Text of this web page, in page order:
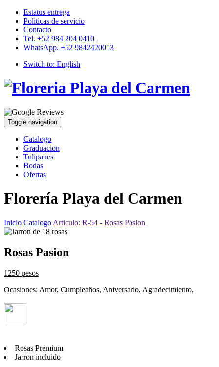
Estatus entrega
Politicas de servicio
Contacto
Tel. +52 984 204 0410
WhatsApp. +52 9842420053
Switch to: English
Toggle navigation
Catalogo
Graduacion
Tulipanes
Bodas
Ofertas
Florería Playa del Carmen
Inicio Catalogo Articulo: R-54 - Rosas Pasion
Rosas Pasion
1250 pesos
Ocasiones: Amor, Cumpleaños, Aniversario, Agradecimiento,
Rosas Premium
Jarron incluido